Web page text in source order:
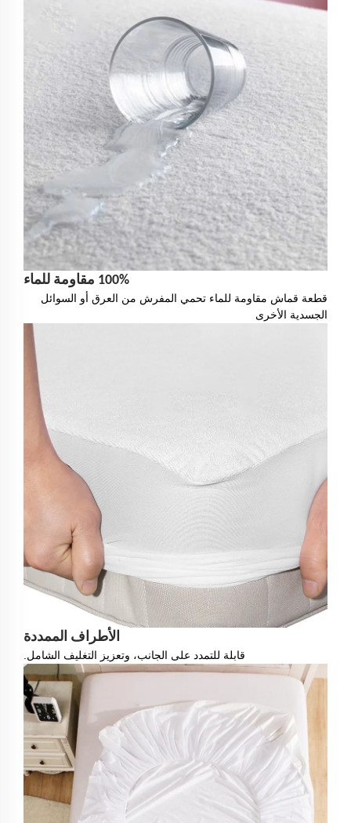
100% مقاومة للماء
قطعة قماش مقاومة للماء تحمي المفرش من العرق أو السوائل
الجسدية الأخرى
الأطراف الممددة
قابلة للتمدد على الجانب، وتعزيز التغليف الشامل.